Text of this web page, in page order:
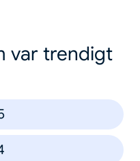
var trendigt